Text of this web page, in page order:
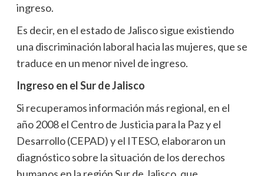
ingreso.
Es decir, en el estado de Jalisco sigue existiendo
una discriminación laboral hacia las mujeres, que se
traduce en un menor nivel de ingreso.
Ingreso en el Sur de Jalisco
Si recuperamos información más regional, en el
año 2008 el Centro de Justicia para la Paz y el
Desarrollo (CEPAD) y el ITESO, elaboraron un
diagnóstico sobre la situación de los derechos